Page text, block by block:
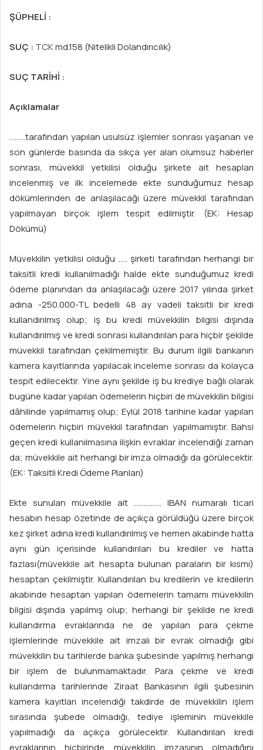
ŞÜPHELİ :
SUÇ : TCKmd.158 (Nitelikli Dolandırıcılık)
SUÇ TARİHİ :
Açıklamalar
………tarafından yapılan usulsüz işlemler sonrası yaşanan ve
son günlerde basında da sıkça yer alan olumsuz haberler
sonrası, müvekkil yetkilisi olduğu şirkete ait hesapları
incelenmiş ve ilk incelemede ekte sunduğumuz hesap
dökümlerinden de anlaşılacağı üzere müvekkil tarafından
yapılmayan birçok işlem tespit edilmiştir. (EK: Hesap
Dökümü)
Müvekkilin yetkilisi olduğu ….. şirketi tarafından herhangi bir
taksitli kredi kullanılmadığı halde ekte sunduğumuz kredi
ödeme planından da anlaşılacağı üzere 2017 yılında şirket
adına -250.000-TL bedelli 48 ay vadeli taksitli bir kredi
kullandırılmış olup; iş bu kredi müvekkilin bilgisi dışında
kullandırılmış ve kredi sonrası kullandırılan para hiçbir şekilde
müvekkil tarafından çekilmemiştir. Bu durum ilgili bankanın
kamera kayıtlarında yapılacak inceleme sonrası da kolayca
tespit edilecektir. Yine aynı şekilde iş bu krediye bağlı olarak
bugüne kadar yapılan ödemelerin hiçbiri de müvekkilin bilgisi
dâhilinde yapılmamış olup; Eylül 2018 tarihine kadar yapılan
ödemelerin hiçbiri müvekkil tarafından yapılmamıştır. Bahsi
geçen kredi kullanılmasına ilişkin evraklar incelendiği zaman
da; müvekkile ait herhangi bir imza olmadığı da görülecektir.
(EK: Taksitli Kredi Ödeme Planları)
Ekte sunulan müvekkile ait ……………. IBAN numaralı ticari
hesabın hesap özetinde de açıkça görüldüğü üzere birçok
kez şirket adına kredi kullandırılmış ve hemen akabinde hatta
aynı gün içerisinde kullandırılan bu krediler ve hatta
fazlası(müvekkile ait hesapta bulunan paraların bir kısmı)
hesaptan çekilmiştir. Kullandırılan bu kredilerin ve kredilerin
akabinde hesaptan yapılan ödemelerin tamamı müvekkilin
bilgisi dışında yapılmış olup; herhangi bir şekilde ne kredi
kullandırma evraklarında ne de yapılan para çekme
işlemlerinde müvekkile ait imzalı bir evrak olmadığı gibi
müvekkilin bu tarihlerde banka şubesinde yapılmış herhangi
bir işlem de bulunmamaktadır. Para çekme ve kredi
kullandırma tarihlerinde Ziraat Bankasının ilgili şubesinin
kamera kayıtları incelendiği takdirde de müvekkilin işlem
sırasında şubede olmadığı, tediye işleminin müvekkile
yapılmadığı da açıkça görülecektir. Kullandırılan kredi
evraklarının hiçbirinde müvekkilin imzasının olmadığını